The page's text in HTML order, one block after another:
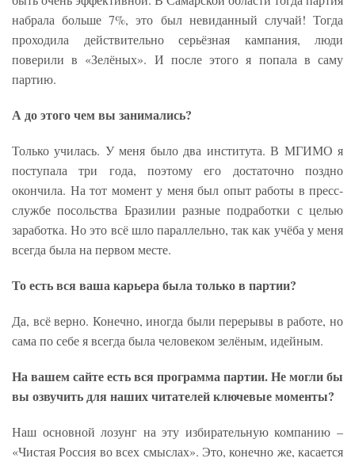
набрала больше 7%, это был невиданный случай! Тогда
проходила действительно серьёзная кампания, люди
поверили в «Зелёных». И после этого я попала в саму
партию.
А до этого чем вы занимались?
Только училась. У меня было два института. В МГИМО я
поступала три года, поэтому его достаточно поздно
окончила. На тот момент у меня был опыт работы в пресс-
службе посольства Бразилии разные подработки с целью
заработка. Но это всё шло параллельно, так как учёба у меня
всегда была на первом месте.
То есть вся ваша карьера была только в партии?
Да, всё верно. Конечно, иногда были перерывы в работе, но
сама по себе я всегда была человеком зелёным, идейным.
На вашем сайте есть вся программа партии. Не могли бы
вы озвучить для наших читателей ключевые моменты?
Наш основной лозунг на эту избирательную компанию –
«Чистая Россия во всех смыслах». Это, конечно же, касается